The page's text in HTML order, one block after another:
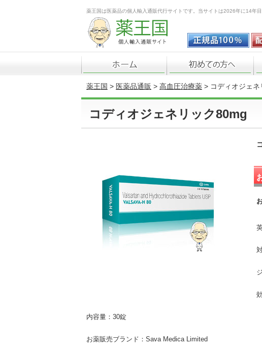
薬王国は医薬品の個人輸入通販代行サイトです。当サイトは2026年に14年
薬王国 > 医薬品通販 > 高血圧治療薬 > コディオジェ
コディオジェネリック80mg
内容量：30錠
お薬販売ブランド：Sava Medica Limited